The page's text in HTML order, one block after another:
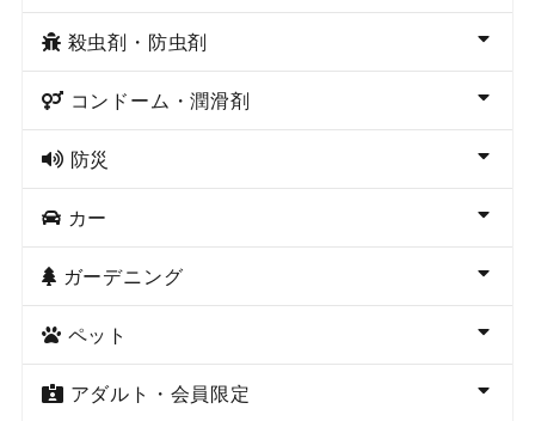
殺虫剤・防虫剤
コンドーム・潤滑剤
防災
カー
ガーデニング
ペット
アダルト・会員限定